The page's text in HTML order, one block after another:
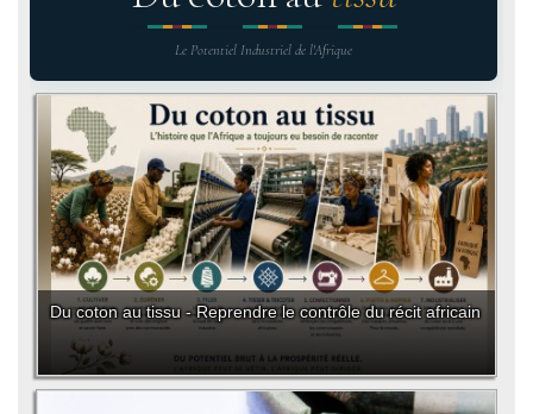
Le Potentiel Industriel de l'Afrique
Du coton au tissu - Reprendre le contrôle du récit africain